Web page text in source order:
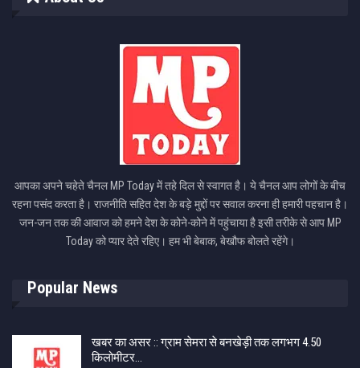
आपका अपने चहेते चैनल MP Today में तहे दिल से स्वागत है। ये चैनल आप लोगों के बीच
रहना पसंद करता है। राजनीति सहित देश के बड़े मुद्दों पर सवाल करना ही हमारी पहचान है।
जन-जन तक की आवाज को हमने देश के कोने-कोने में पहुंचाया है इसी तरीके से आप MP
Today को प्यार देते रहिए। हम भी बेबाक, बेखौफ बोलते रहेंगे।
Popular News
खबर का असर :: ग्राम सेमरा से बनखेड़ी तक लगभग 4.50
किलोमीटर…